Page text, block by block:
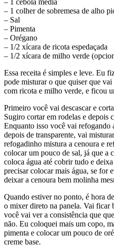
– 1 colher de sobremesa de alho
– Sal
– Pimenta
– Orégano
– 1/2 xícara de ricota espedaçada
– 1/2 xícara de milho verde
Essa receita é simples e leve. Eu
pode misturar o que quiser que
com ricota e milho verde, e ficou
Primeiro você vai descascar e
Sugiro cortar em rodelas e depois
Enquanto isso você vai refogando
depois de transparente, vai
refogadinho mistura a cenoura e
colocar um pouco de sal, já que a
coloca água até cobrir tudo e
precisar colocar mais água, se for
deixar a cenoura bem molinha
Quando estiver no ponto, é hora
o mixer direto na panela. Vai ficar
você vai ver a consistência que
não. Eu coloquei mais um copo,
pimenta e colocar um pouco de
creme base.